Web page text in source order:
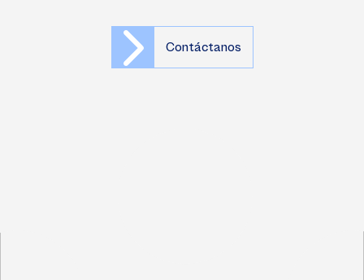
Contáctanos